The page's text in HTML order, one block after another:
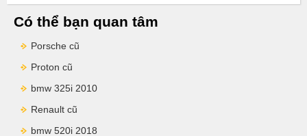
Có thể bạn quan tâm
Porsche cũ
Proton cũ
bmw 325i 2010
Renault cũ
bmw 520i 2018